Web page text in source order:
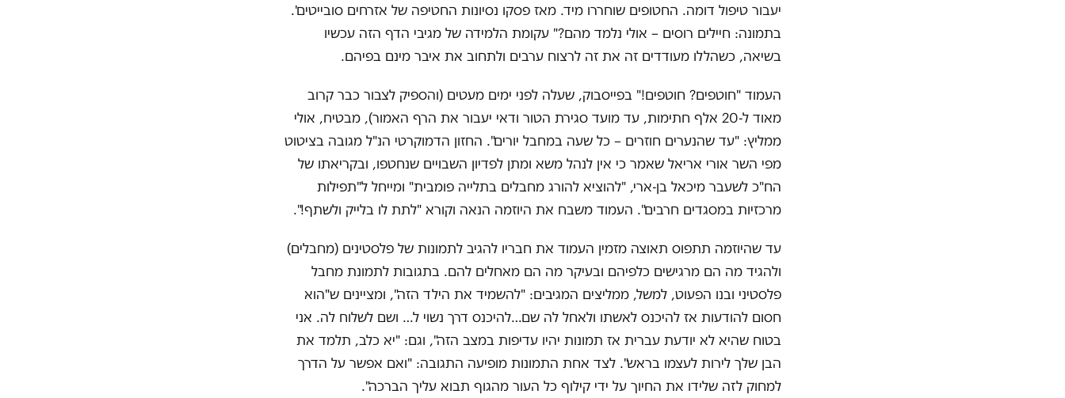
יעבור טיפול דומה. החטופים שוחררו מיד. מאז פסקו נסיונות החטיפה של אזרחים סובייטים'.
בתמונה: חיילים רוסים – אולי נלמד מהם?" עקומת הלמידה של מגיבי הדף הזה עכשיו
בשיאה, כשהללו מעודדים זה את זה לרצוח ערבים ולתחוב את איבר מינם בפיהם.
העמוד "חוטפים? חוטפים!" בפייסבוק, שעלה לפני ימים מעטים (והספיק לצבור כבר קרוב
מאוד ל-20 אלף חתימות, עד מועד סגירת הטור ודאי יעבור את הרף האמור), מבטיח, אולי
ממליץ: "עד שהנערים חוזרים – כל שעה במחבל יורים". החזון הדמוקרטי הנ"ל מגובה בציטוט
מפי השר אורי אריאל שאמר כי אין לנהל משא ומתן לפדיון השבויים שנחטפו, ובקריאתו של
הח"כ לשעבר מיכאל בן-ארי, "להוציא להורג מחבלים בתלייה פומבית" ומייחל ל"תפילות
מרכזיות במסגדים חרבים". העמוד משבח את היוזמה הנאה וקורא "לתת לו בלייק ולשתף!".
עד שהיוזמה תתפוס תאוצה מזמין העמוד את חבריו להגיב לתמונות של פלסטינים (מחבלים)
ולהגיד מה הם מרגישים כלפיהם ובעיקר מה הם מאחלים להם. בתגובות לתמונת מחבל
פלסטיני ובנו הפעוט, למשל, ממליצים המגיבים: "להשמיד את הילד הזה", ומציינים ש"הוא
חסום להודעות אז להיכנס לאשתו ולאחל לה שם…להיכנס דרך נשוי ל… ושם לשלוח לה. אני
בטוח שהיא לא יודעת עברית אז תמונות יהיו עדיפות במצב הזה", וגם: "יא כלב, תלמד את
הבן שלך לירות לעצמו בראש". לצד אחת התמונות מופיעה התגובה: "ואם אפשר על הדרך
למחוק לזה שלידו את החיוך על ידי קילוף כל העור מהגוף תבוא עליך הברכה".